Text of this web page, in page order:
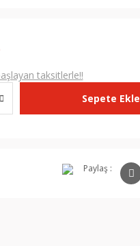
taksitlerle!!
Sepete Ekle
Paylaş :